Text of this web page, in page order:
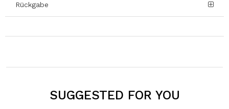
Rückgabe
SUGGESTED FOR YOU